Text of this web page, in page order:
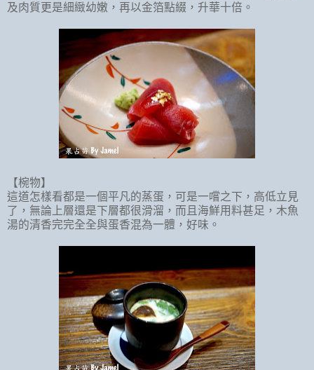
及肉質更是細緻幼嫩，再以金箔點綴，升華十倍。
【椀物】
這道怎樣看都是一個平凡的蒸蛋，可是一嚐之下，高低立見
了，無論上層還是下層都很滑溜，而且海鮮用料甚足，木魚
湯的清香完完全全與蛋香混為一體，好味。